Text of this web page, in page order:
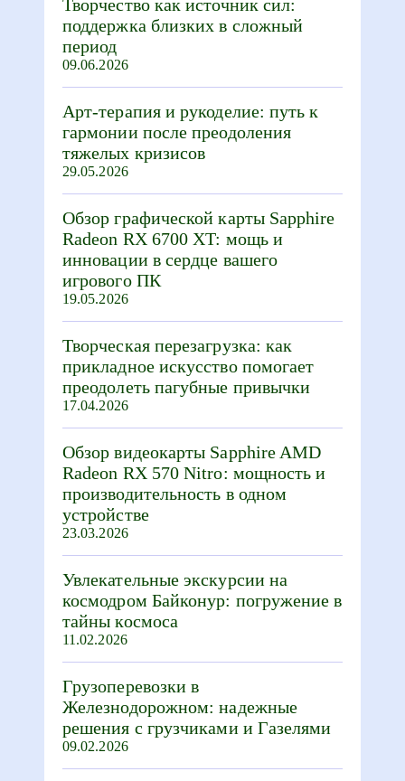
Творчество как источник сил:
поддержка близких в сложный
период
09.06.2026
Арт-терапия и рукоделие: путь к
гармонии после преодоления
тяжелых кризисов
29.05.2026
Обзор графической карты Sapphire
Radeon RX 6700 XT: мощь и
инновации в сердце вашего
игрового ПК
19.05.2026
Творческая перезагрузка: как
прикладное искусство помогает
преодолеть пагубные привычки
17.04.2026
Обзор видеокарты Sapphire AMD
Radeon RX 570 Nitro: мощность и
производительность в одном
устройстве
23.03.2026
Увлекательные экскурсии на
космодром Байконур: погружение в
тайны космоса
11.02.2026
Грузоперевозки в
Железнодорожном: надежные
решения с грузчиками и Газелями
09.02.2026